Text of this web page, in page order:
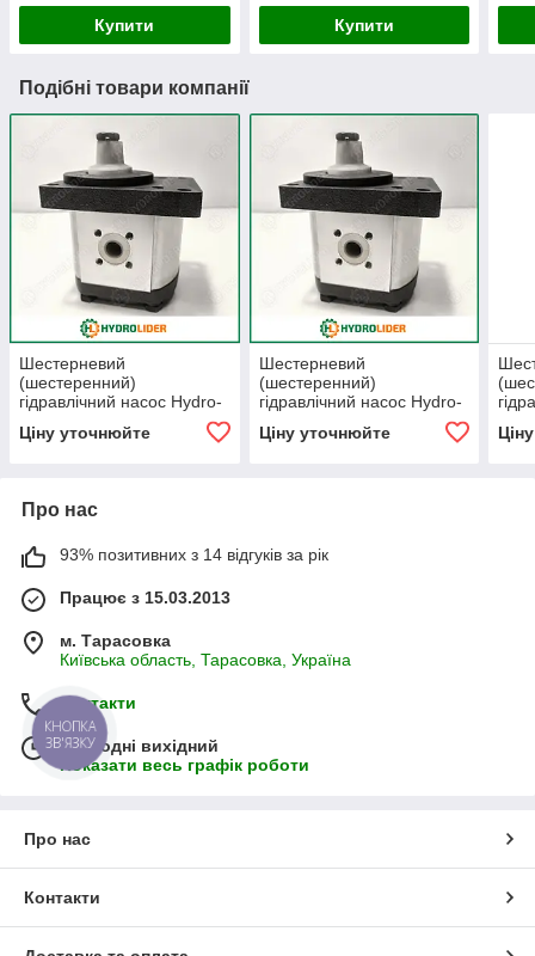
Купити Купити
Подібні товари компанії
Шестерневий
(шестеренний)
гідравлічний насос Hydro-
Ціну уточнюйте
Шестерневий
(шестеренний)
гідравлічний насос Hydro-
Ціну уточнюйте
Про нас
93% позитивних з 14 відгуків за рік
Працює з 15.03.2013
м. Тарасовка
Київська область, Тарасовка, Україна
Контакти
Сьогодні вихідний
Показати весь графік роботи
Про нас
Контакти
КНОПКА
ЗВ'ЯЗКУ